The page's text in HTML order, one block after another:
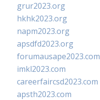
grur2023.org
hkhk2023.org
napm2023.org
apsdfd2023.org
forumausape2023.com
imkl2023.com
careerfaircsd2023.com
apsth2023.com